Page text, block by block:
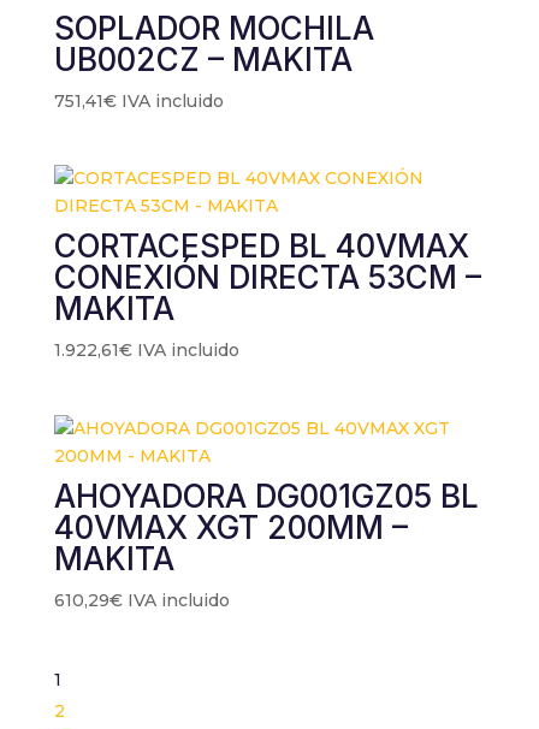
SOPLADOR MOCHILA
UB002CZ – MAKITA
751,41€ IVA incluido
CORTACESPED BL 40VMAX
CONEXIÓN DIRECTA 53CM –
MAKITA
1.922,61€ IVA incluido
AHOYADORA DG001GZ05 BL
40VMAX XGT 200MM –
MAKITA
610,29€ IVA incluido
1
2